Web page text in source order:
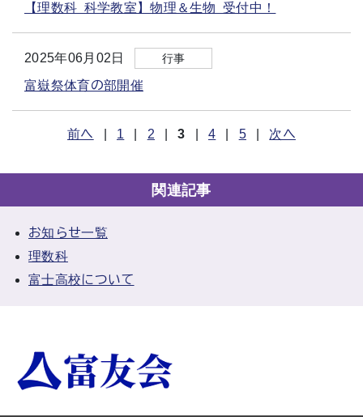
【理数科 科学教室】物理＆生物 受付中！
2025年06月02日 行事
富嶽祭体育の部開催
前へ 1 2 3 4 5 次へ
関連記事
お知らせ一覧
理数科
富士高校について